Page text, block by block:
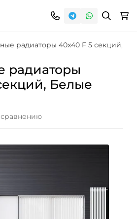
радиаторы 40х40 F 5 секций,
радиаторы
Белые